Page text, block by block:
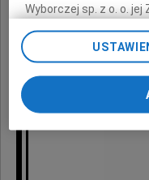
w
po
Wyborczej sp. z o. o. jej
chwili zmienić swoje
ponownie wywołując
preferencjami dot.
odnośnik „Ustawienia
przechodząc do sekcji
pomocą ustawień
My, nasi Zaufani